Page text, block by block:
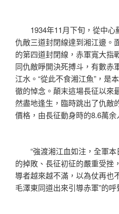
1934年11月下旬，從中心
仇敵三道封閉線達到湘江邊。
的第四道封閉線，赤軍寬大指
同仇敵睜開決死搏斗，有數赤
江水。“從此不食湘江魚”，是
徹的悼念。顛末這場長征以來
然盡地逢生，臨時跳出了仇敵
價格，由長征動身時的8.6萬余
“強渡湘江血如注，全軍本
的掉敗、長征初征的嚴重受挫
導者越來越不滿，以為仗再也
毛澤東同道出來引導赤軍”的呼